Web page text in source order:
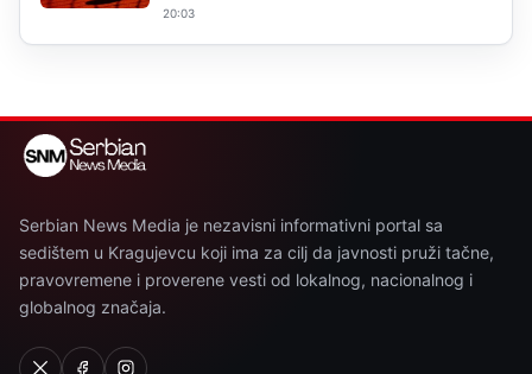
20:03
Serbian News Media je nezavisni informativni portal sa
sedištem u Kragujevcu koji ima za cilj da javnosti pruži tačne,
pravovremene i proverene vesti od lokalnog, nacionalnog i
globalnog značaja.